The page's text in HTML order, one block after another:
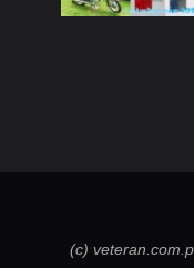
(c)